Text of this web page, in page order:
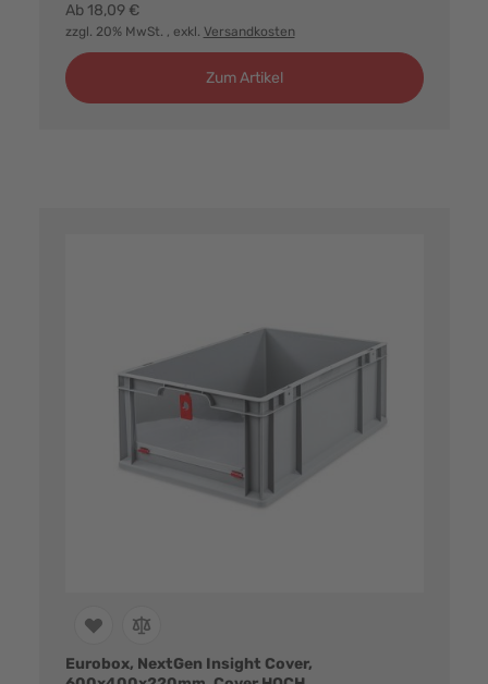
Ab 18,09 €
zzgl. 20% MwSt. , exkl. Versandkosten
Zum Artikel
Eurobox, NextGen Insight Cover,